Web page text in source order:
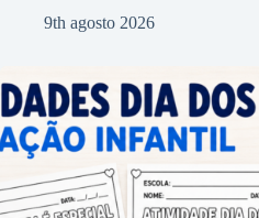
9th agosto 2026